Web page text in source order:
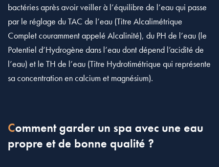
bactéries après avoir veiller à l’équilibre de l’eau qui passe
par le réglage du TAC de l’eau (Titre Alcalimétrique
Complet couramment appelé Alcalinité), du PH de l’eau (le
Potentiel d’Hydrogène dans l’eau dont dépend l’acidité de
l’eau) et le TH de l’eau (Titre Hydrotimétrique qui représente
sa concentration en calcium et magnésium).
Comment garder un spa avec une eau
propre et de bonne qualité ?